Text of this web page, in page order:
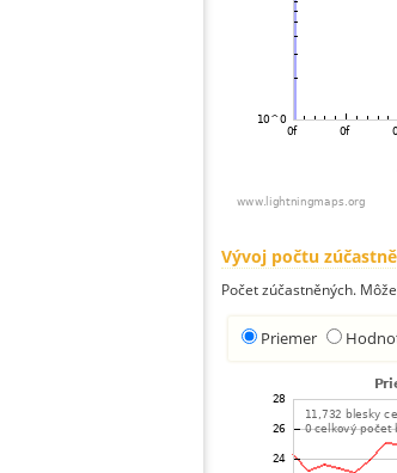
Vývoj počtu
Počet zúčastněných.
Priemer